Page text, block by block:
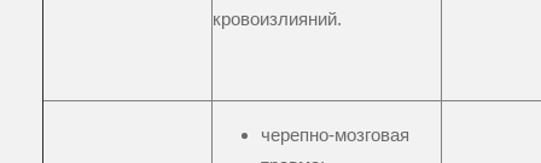
кровоизлияний.
черепно-мозговая